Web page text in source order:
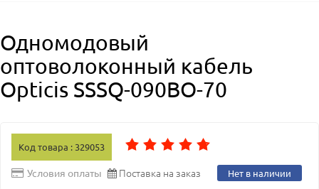
Одномодовый
оптоволоконный кабель
Opticis SSSQ-090BO-70
Код товара : 329053
Условия оплаты Поставка на заказ Нет в наличии